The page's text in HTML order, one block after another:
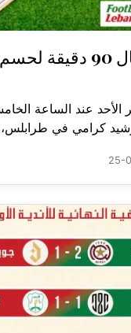
ديربي الشمال 90
الأحد عند الساعة
كرامي في طرابلس،
25-